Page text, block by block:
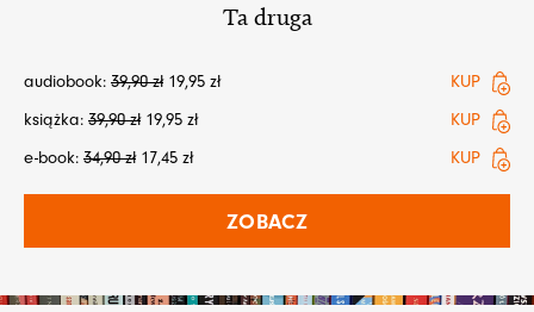
Ta druga
audiobook: 39,90zł 19,95 zł
KUP
książka: 39,90zł 19,95 zł
KUP
e-book: 34,90zł 17,45 zł KUP
ZOBACZ